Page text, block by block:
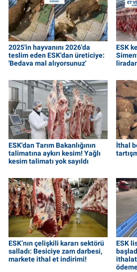
2025'in hayvanını 2026'da
teslim eden ESK'dan üreticiye:
'Bedava mal alıyorsunuz'
ESK
ESK'dan Tarım Bakanlığının
talimatına aykırı kesim! Yağlı
kesim talimatı yok sayıldı
İthal
ESK’nın çelişkili kararı sektörü
salladı: Besiciye zam darbesi,
markete ithal et indirimi!
ESK